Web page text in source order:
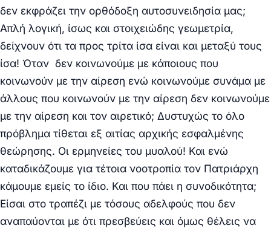
δεν εκφράζει την ορθόδοξη αυτοσυνειδησία μας;
Απλή λογική, ίσως και στοιχειώδης γεωμετρία,
δείχνουν ότι τα προς τρίτα ίσα είναι και μεταξύ τους
ίσα! Όταν δεν κοινωνούμε με κάποιους που
κοινωνούν με την αίρεση ενώ κοινωνούμε συνάμα με
άλλους που κοινωνούν με την αίρεση δεν κοινωνούμε
με την αίρεση και τον αιρετικό; Δυστυχώς το όλο
πρόβλημα τίθεται εξ αιτίας αρχικής εσφαλμένης
θεώρησης. Οι ερμηνείες του μυαλού! Και ενώ
καταδικάζουμε για τέτοια νοοτροπία τον Πατριάρχη
κάμουμε εμείς το ίδιο. Και που πάει η συνοδικότητα;
Είσαι στο τραπέζι με τόσους αδελφούς που δεν
αναπαύονται με ότι πρεσβεύεις και όμως θέλεις να